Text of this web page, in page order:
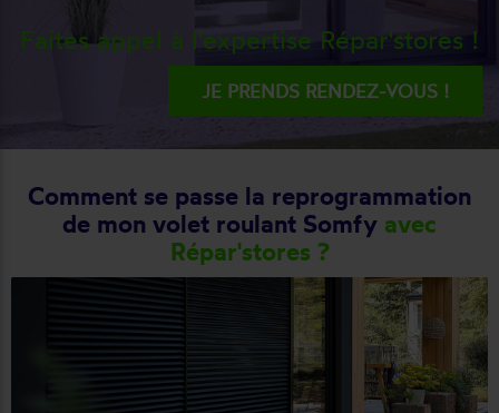
Faites appel à l'expertise Répar'stores !
JE PRENDS RENDEZ-VOUS !
Comment se passe la reprogrammation
de mon volet roulant Somfy avec
Répar'stores ?